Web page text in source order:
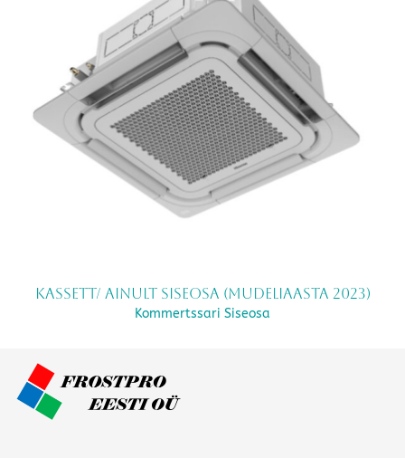
Kassett/ ainult siseosa (mudeliaasta 2023)
Kommertssari Siseosa